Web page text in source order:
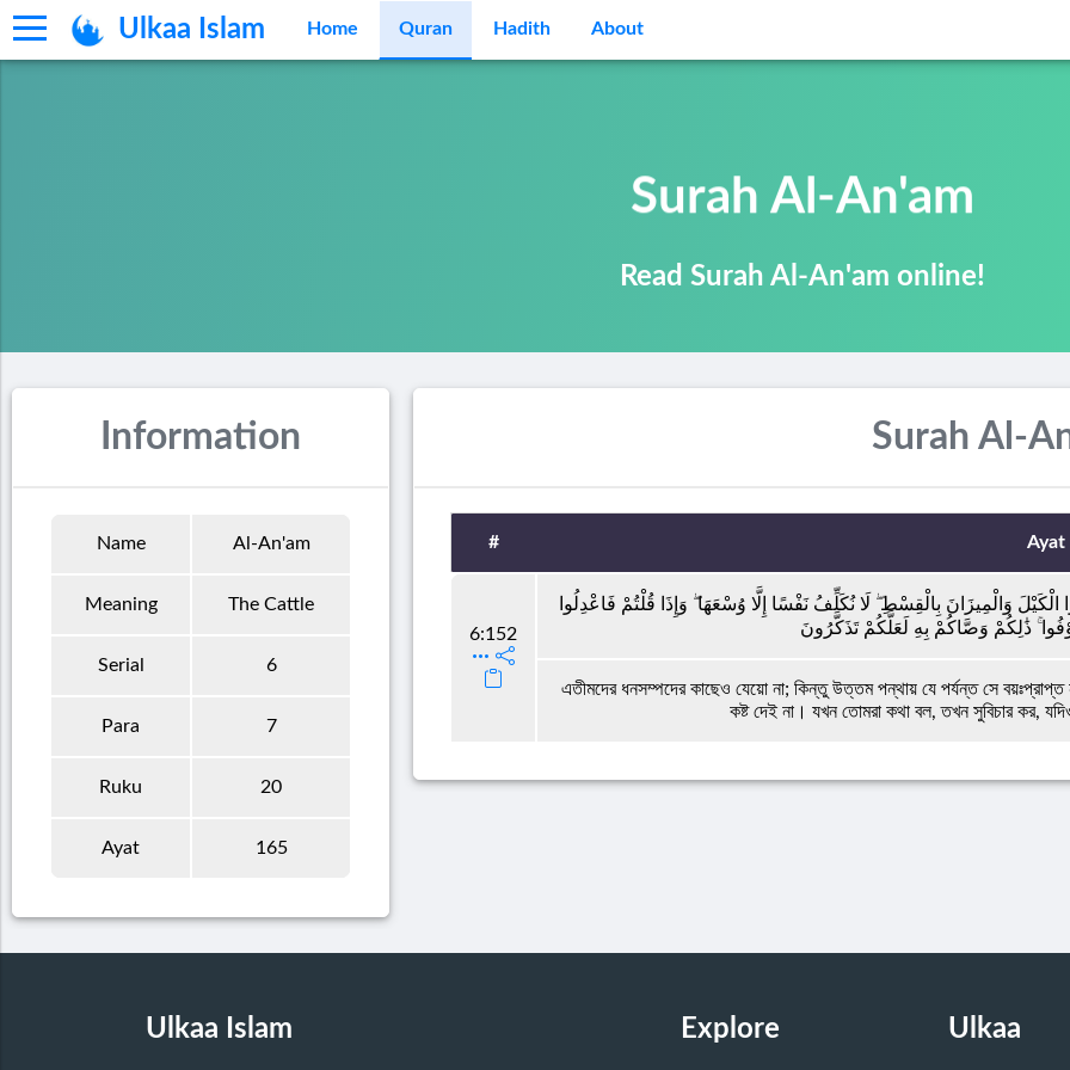
Ulkaa Islam Home Quran Hadith About
Surah Al-An'am
Read Surah Al-An'am online!
Information
Name Al-An'am
Meaning The Cattle
Serial 6
Para 7
Ruku 20
Ayat 165
Surah Al-
# Ayat
6:152
وَالْمِيزَانَ بِالْقِسْطِ ۖ لَا نُكَلِّفُ نَفْسًا إِلَّا وُسْعَهَا ۖ وَإِذَا قُلْتُمْ فَاعْدِلُوا
ذَٰلِكُمْ وَصَّاكُمْ بِهِ لَعَلَّكُمْ تَذَكَّرُونَ
এতীমদের ধনসম্পদের কাছেও যেয়ো না; কিন্তু উত্তম পন্থায় যে পর্যন্ত সে
কষ্ট দেই না। যখন তোমরা কথা বল, তখন সুবিচার কর,
Ulkaa Islam Explore Ulkaa